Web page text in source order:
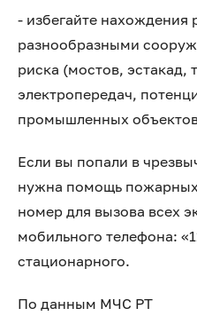
- избегайте нахождения
разнообразными
риска (мостов, эстакад,
электропередач,
промышленных
Если вы попали в
нужна помощь
номер для вызова всех
мобильного телефона:
стационарного.
По данным МЧС РТ